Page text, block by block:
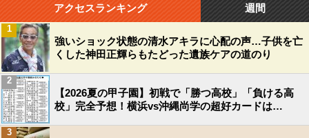
アクセスランキング 週間
強いショック状態の清水アキラに心配の声…子供を亡
くした神田正輝らもたどった遺族ケアの道のり
1
【2026夏の甲子園】初戦で「勝つ高校」「負ける高
校」完全予想！横浜vs沖縄尚学の超好カードは…
2
3